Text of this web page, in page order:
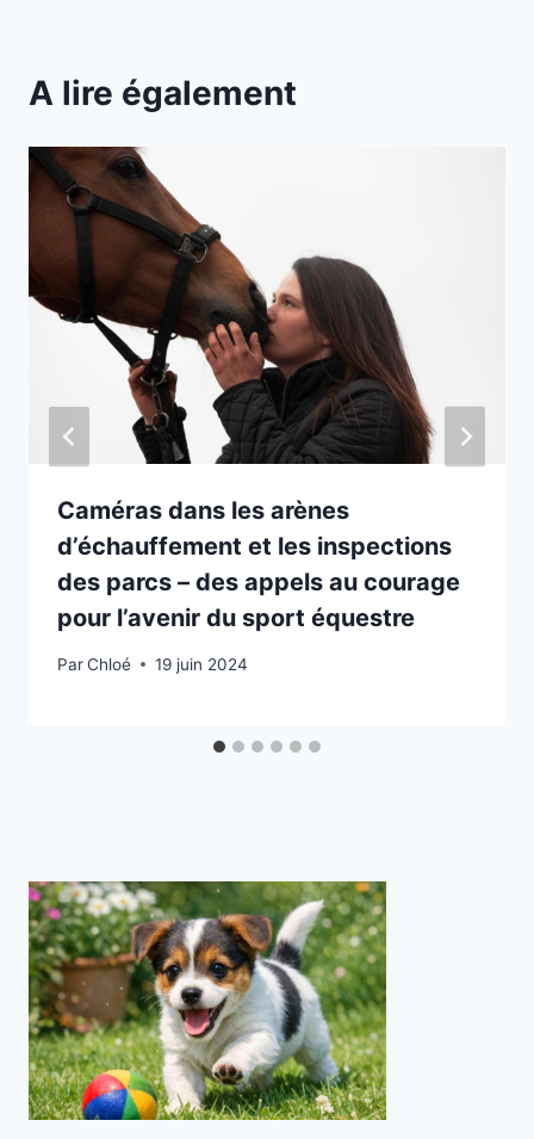
A lire également
Caméras dans les arènes
d’échauffement et les inspections
des parcs – des appels au courage
pour l’avenir du sport équestre
ParChloé 19 juin 2024